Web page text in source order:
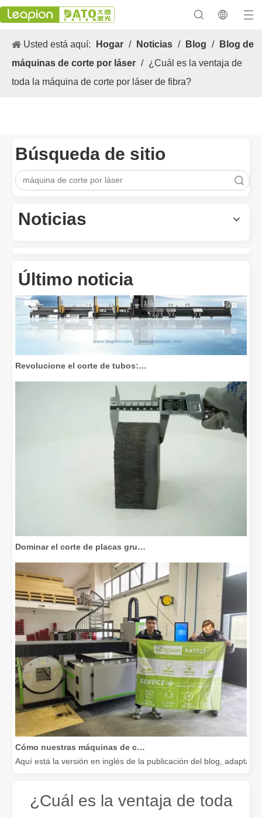
Usted está aquí: Hogar / Noticias / Blog /
Blog de
máquinas de corte por láser / ¿Cuál es la ventaja de
toda la máquina de corte por láser de fibra?
Búsqueda de sitio
Noticias
Último noticia
Revolucione el corte de tubos: cómo las máquinas cortadoras de tubos por láser transforman la fabricación
Dominar el corte de placas gruesas: cómo las máquinas de corte por láser de fibra revolucionan la fabricación
Cómo nuestras máquinas de corte por láser están fortaleciendo la fabricación mexicana
Aquí está la versión en inglés de la publicación del blog,
¿Cuál es la ventaja de toda